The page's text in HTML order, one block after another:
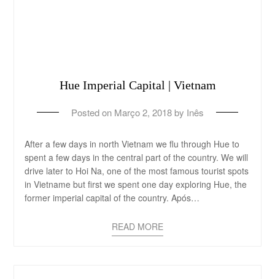
Hue Imperial Capital | Vietnam
Posted on Março 2, 2018 by Inês
After a few days in north Vietnam we flu through Hue to
spent a few days in the central part of the country. We will
drive later to Hoi Na, one of the most famous tourist spots
in Vietname but first we spent one day exploring Hue, the
former imperial capital of the country. Após…
READ MORE